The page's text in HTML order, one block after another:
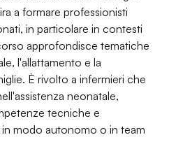
a formare professionisti
in particolare in contesti
approfondisce tematiche
l'allattamento e la
È rivolto a infermieri che
neonatale,
tecniche e
modo autonomo o in team